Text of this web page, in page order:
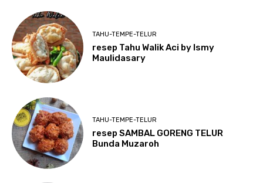
TAHU-TEMPE-TELUR
resep Tahu Walik Aci by Ismy
Maulidasary
TAHU-TEMPE-TELUR
resep SAMBAL GORENG TELUR
Bunda Muzaroh